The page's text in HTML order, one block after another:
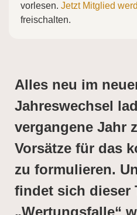
vorlesen. Jetzt Mitglied
freischalten.
Alles neu im
Jahreswechsel
vergangene Jahr
Vorsätze für das
zu formulieren.
findet sich dieser